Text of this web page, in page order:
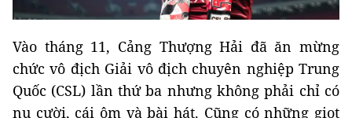
Vào tháng 11, Cảng Thượng Hải đã ăn mừng
chức vô địch Giải vô địch chuyên nghiệp Trung
Quốc (CSL) lần thứ ba nhưng không phải chỉ có
nụ cười, cái ôm và bài hát. Cũng có những giọt